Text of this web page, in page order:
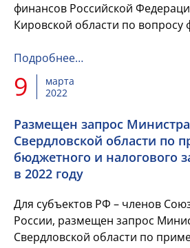
финансов Российской
Кировской области по вопросу
средств, имеющих функции ф...
Подробнее…
9
марта
2022
Размещен запрос
Свердловской области по
бюджетного и налогового
в 2022 году
Для субъектов РФ – членов
России, размещен запрос
Свердловской области по